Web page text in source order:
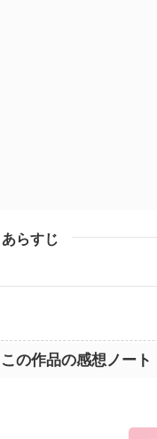
あらすじ
この作品の感想ノート